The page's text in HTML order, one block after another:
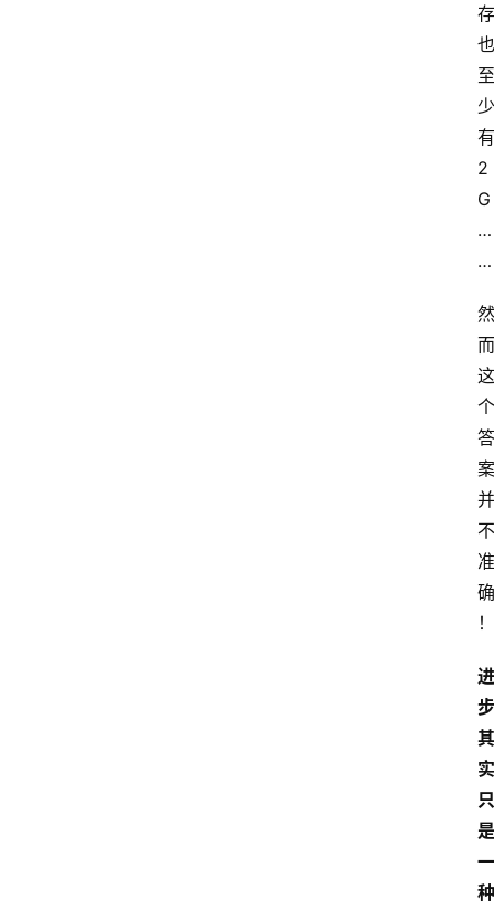
存
也
至
少
有
2
G
…
…
然
而
这
个
答
案
并
不
准
确
！
进
步
其
实
只
是
一
种